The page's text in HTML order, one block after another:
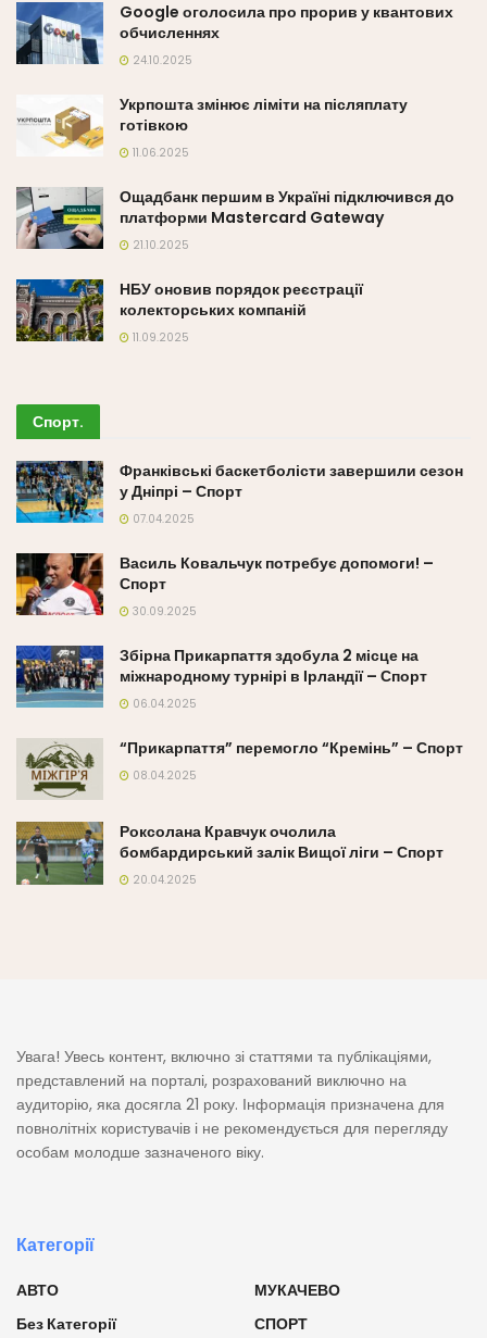
Google оголосила про прорив у квантових
обчисленнях
24.10.2025
Укрпошта змінює ліміти на післяплату
готівкою
11.06.2025
Ощадбанк першим в Україні підключився до
платформи Mastercard Gateway
21.10.2025
НБУ оновив порядок реєстрації
колекторських компаній
11.09.2025
Спорт.
Франківські баскетболісти завершили сезон
у Дніпрі – Спорт
07.04.2025
Василь Ковальчук потребує допомоги! –
Спорт
30.09.2025
Збірна Прикарпаття здобула 2 місце на
міжнародному турнірі в Ірландії – Спорт
06.04.2025
“Прикарпаття” перемогло “Кремінь” – Спорт
08.04.2025
Роксолана Кравчук очолила
бомбардирський залік Вищої ліги – Спорт
20.04.2025
Увага! Увесь контент, включно зі статтями та публікаціями,
представлений на порталі, розрахований виключно на
аудиторію, яка досягла 21 року. Інформація призначена для
повнолітніх користувачів і не рекомендується для перегляду
особам молодше зазначеного віку.
Категорії
АВТО
Без Категорії
МУКАЧЕВО
СПОРТ